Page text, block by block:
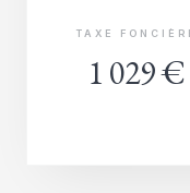
TAXE
1 029 €